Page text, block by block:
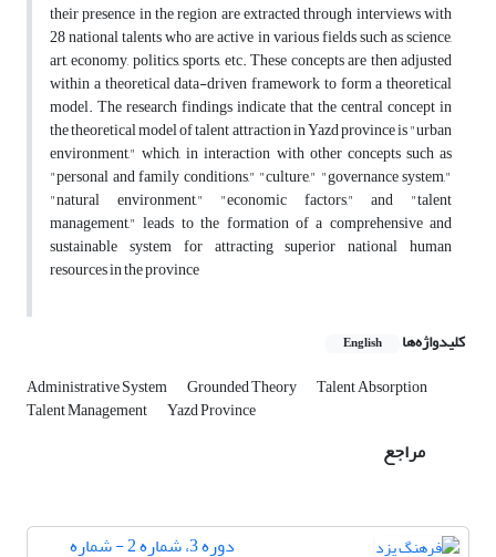
their presence in the region are extracted through interviews with
28 national talents who are active in various fields such as science,
art, economy, politics, sports, etc. These concepts are then adjusted
within a theoretical data-driven framework to form a theoretical
model. The research findings indicate that the central concept in
the theoretical model of talent attraction in Yazd province is "urban
environment," which, in interaction with other concepts such as
"personal and family conditions," "culture," "governance system,"
"natural environment," "economic factors," and "talent
management," leads to the formation of a comprehensive and
sustainable system for attracting superior national human
resources in the province
کلیدواژه‌ها English
Administrative System Grounded Theory Talent Absorption
Talent Management Yazd Province
مراجع
دوره 3، شماره 2 - شماره